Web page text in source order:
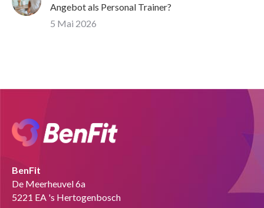
Angebot als Personal Trainer?
5 Mai 2026
BenFit
De Meerheuvel 6a
5221 EA 's Hertogenbosch